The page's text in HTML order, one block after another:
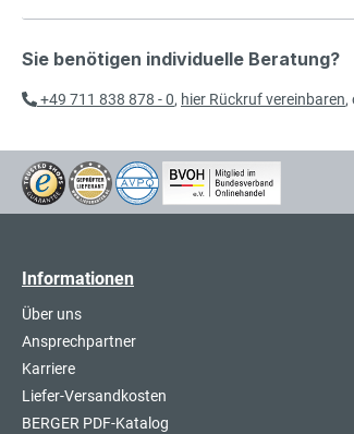
Sie benötigen individuelle Beratung?
+49 711 838 878 - 0, hier Rückruf vereinbaren,
Informationen
Über uns
Ansprechpartner
Karriere
Liefer-Versandkosten
BERGER PDF-Katalog